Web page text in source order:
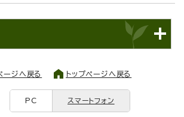
ージへ戻る トップページへ戻る
PC スマートフォン